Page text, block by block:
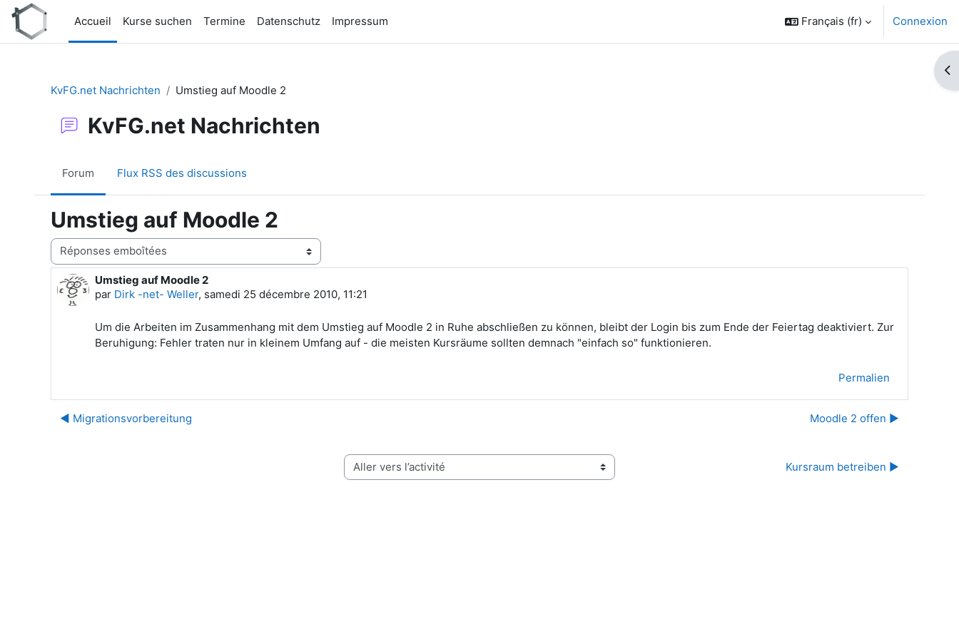
Passer au contenu principal
Accueil
Kurse suchen Termine Datenschutz Impressum Français ‎(fr)‎ Connexion
KvFG.net Nachrichten
Umstieg auf Moodle 2
KvFG.net Nachrichten
Forum Flux RSS des discussions
Umstieg auf Moodle 2
Type d’affichage
Umstieg auf Moodle 2
par Dirk -net- Weller, samedi 25 décembre 2010, 11:21
Nombre de réponses : 0
Um die Arbeiten im Zusammenhang mit dem Umstieg auf Moodle 2 in Ruhe abschließen zu können, bleibt der Login bis zum Ende der Feiertag deaktiviert. Zur
Beruhigung: Fehler traten nur in kleinem Umfang auf - die meisten Kursräume sollten demnach "einfach so" funktionieren.
Permalien
◀︎ Migrationsvorbereitung Moodle 2 offen ▶︎
Aller vers l’activité Kursraum betreiben ▶︎